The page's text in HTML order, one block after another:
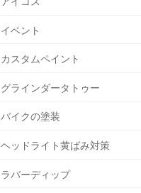
イベント
カスタムペイント
グラインダータトゥー
バイクの塗装
ヘッドライト黄ばみ対策
ラバーディップ